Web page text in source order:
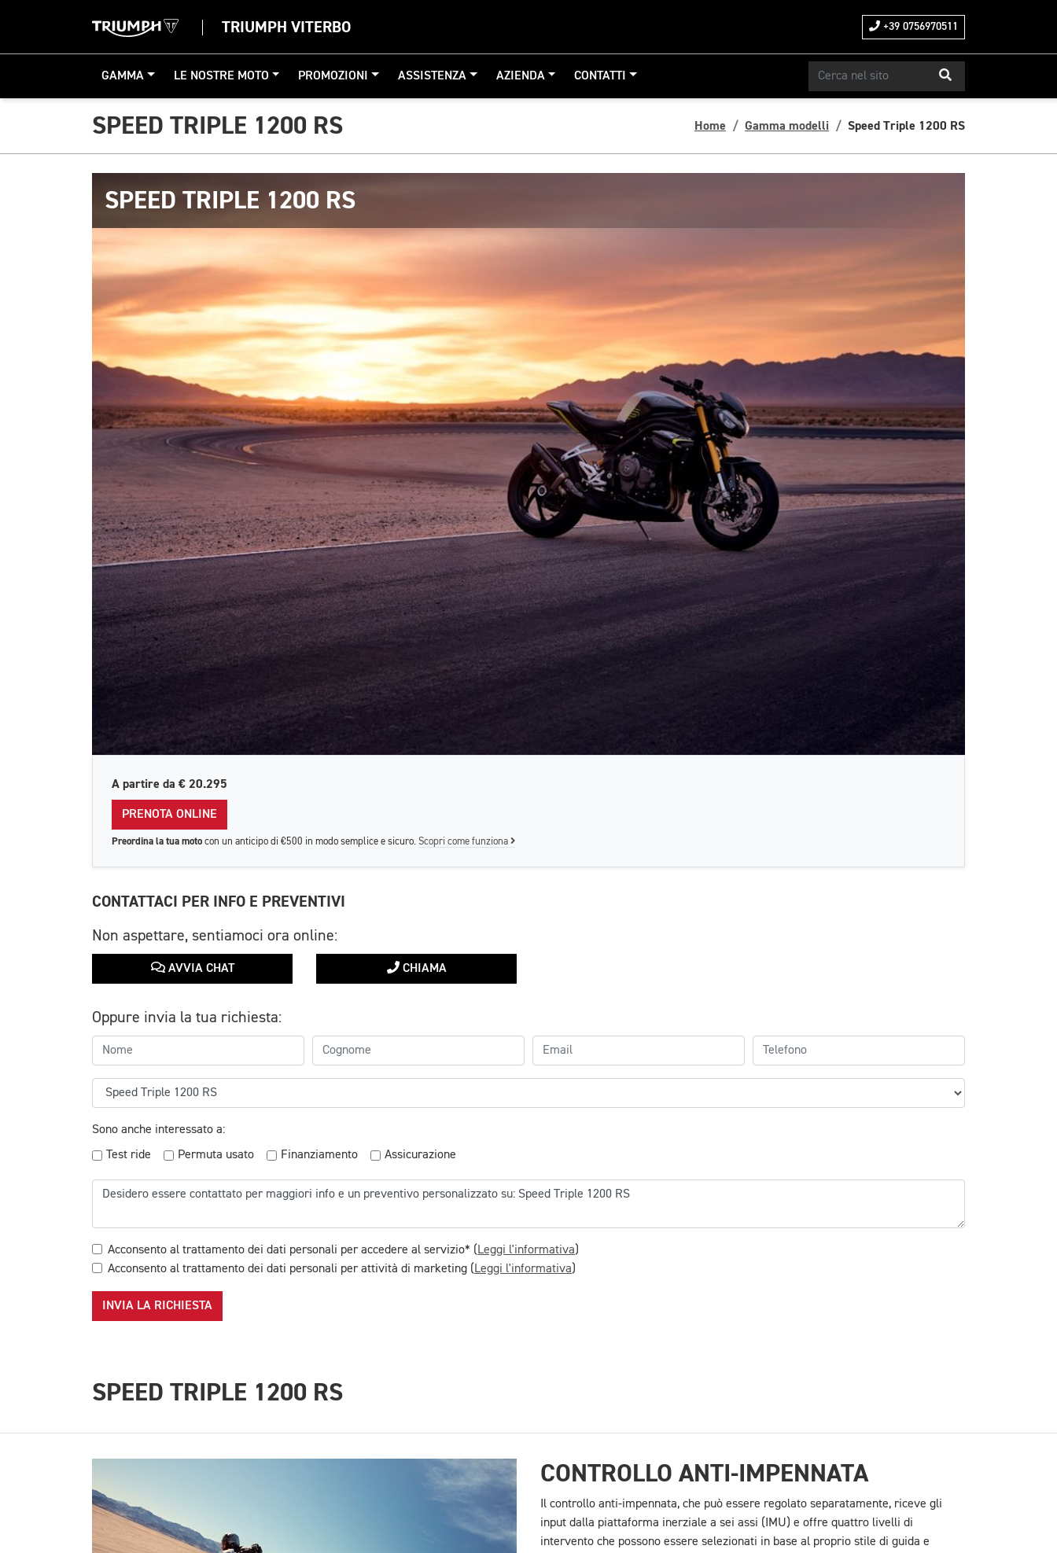
TRIUMPH VITERBO +39 0756970511
GAMMA LE NOSTRE MOTO PROMOZIONI ASSISTENZA AZIENDA CONTATTI
SPEED TRIPLE 1200 RS Home Gamma modelli Speed Triple 1200 RS
SPEED TRIPLE 1200 RS
A partire da € 20.295
PRENOTA ONLINE
Preordina la tua moto con un anticipo di €500 in modo semplice e sicuro. Scopri come funziona
CONTATTACI PER INFO E PREVENTIVI
Non aspettare, sentiamoci ora online:
AVVIA CHAT CHIAMA
Oppure invia la tua richiesta:
Sono anche interessato a:
Test ride
Permuta usato Finanziamento Assicurazione
Acconsento al trattamento dei dati personali per accedere al servizio* (Leggi l'informativa)
Acconsento al trattamento dei dati personali per attività di marketing (Leggi l'informativa)
INVIA LA RICHIESTA
SPEED TRIPLE 1200 RS
CONTROLLO ANTI-IMPENNATA
Il controllo anti-impennata, che può essere regolato separatamente, riceve gli
input dalla piattaforma inerziale a sei assi (IMU) e offre quattro livelli di
intervento che possono essere selezionati in base al proprio stile di guida e